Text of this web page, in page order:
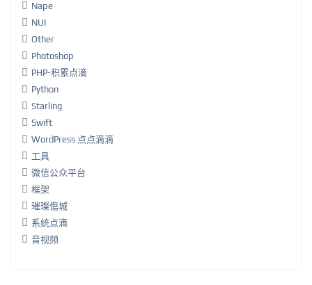
Nape
NUI
Other
Photoshop
PHP-积累点滴
Python
Starling
Swift
WordPress 点点滴滴
工具
微信公众平台
框架
璀璨傷城
系统点滴
音视频